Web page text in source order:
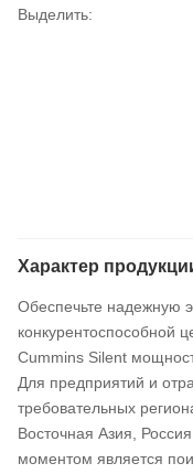
Выделить:
Характер
Обеспечьте надежную
конкурентоспособной
Cummins Silent
Для предприятий и
требовательных
Восточная Азия,
моментом является